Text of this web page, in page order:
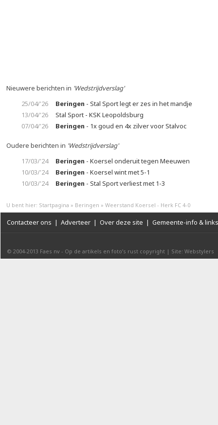
Nieuwere berichten in 'Wedstrijdverslag'
25/04/'26
Beringen - Stal Sport legt er zes in het mandje
13/04/'26
Stal Sport - KSK Leopoldsburg
07/04/'26
Beringen - 1x goud en 4x zilver voor Stalvoc
Oudere berichten in 'Wedstrijdverslag'
17/03/'24
Beringen - Koersel onderuit tegen Meeuwen
10/03/'24
Beringen - Koersel wint met 5-1
10/03/'24
Beringen - Stal Sport verliest met 1-3
U bent hier: Startpagina » Beringen » Weerstand Koersel - Herk FC 4-0
Contacteer ons | Adverteer | Over deze site | Gemeente-info & links
© 2004-2013 Faes nv - Op de artikels en foto’s rust copyright | Site: Webstylers